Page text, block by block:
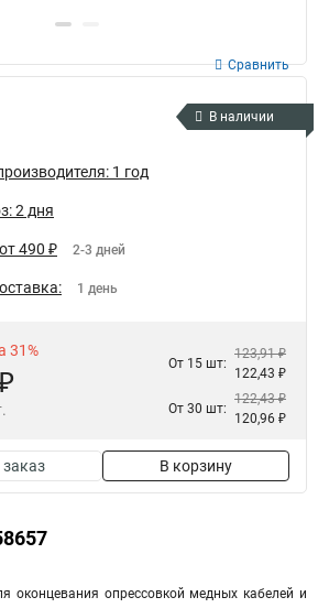
Сравнить
В наличии
1 год
2 дня
490 ₽ 2-3 дней
1 день
31%
От 15 шт:
123,91 ₽
122,43 ₽
От 30 шт:
122,43 ₽
120,96 ₽
В корзину
оконцевания опрессовкой медных кабелей и